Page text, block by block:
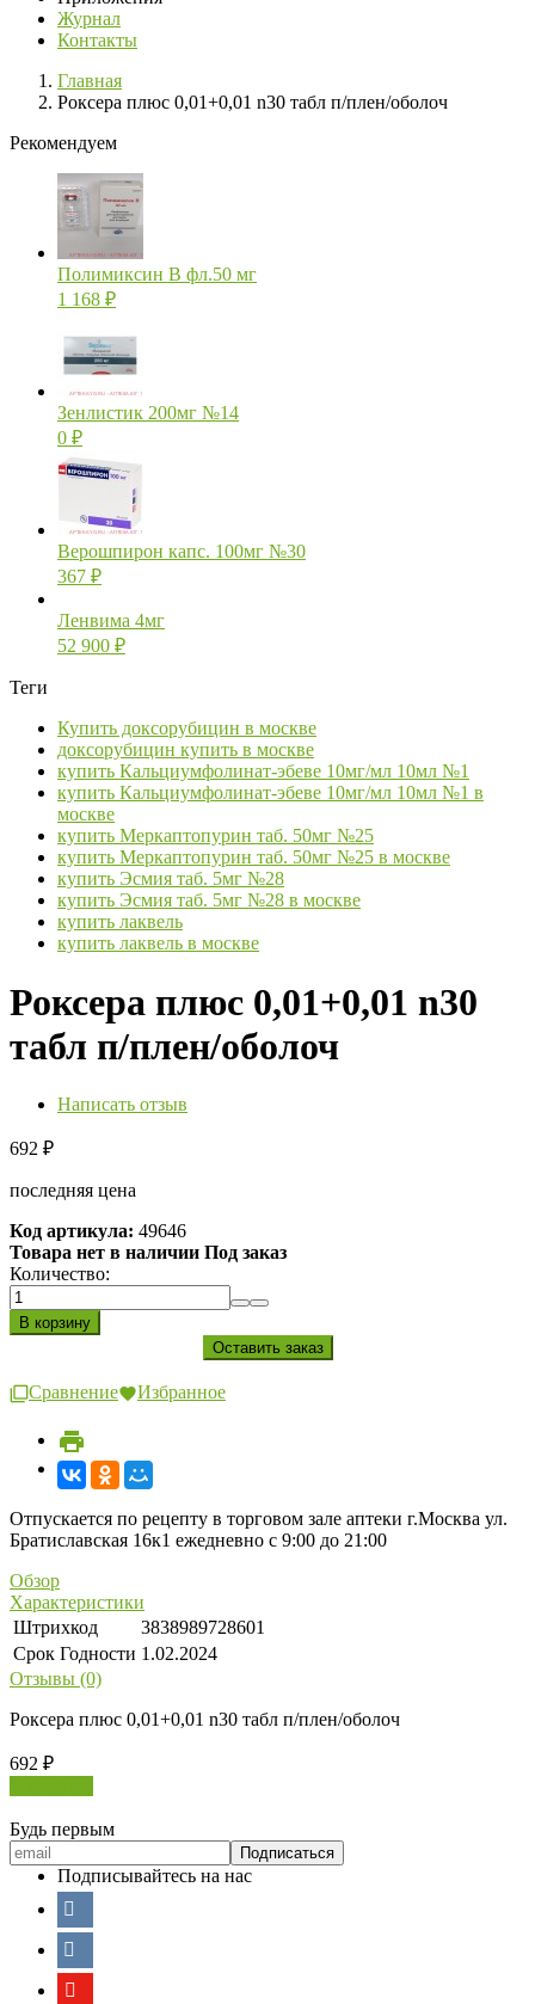
Журнал
Контакты
Главная
Роксера плюс 0,01+0,01 n30 табл п/плен/оболоч
Рекомендуем
Полимиксин В фл.50 мг
1 168 ₽
Зенлистик 200мг №14
0 ₽
Верошпирон капс. 100мг №30
367 ₽
Ленвима 4мг
52 900 ₽
Теги
Купить доксорубицин в москве
доксорубицин купить в москве
купить Кальциумфолинат-эбеве 10мг/мл 10мл №1
купить Кальциумфолинат-эбеве 10мг/мл 10мл №1 в
москве
купить Меркаптопурин таб. 50мг №25
купить Меркаптопурин таб. 50мг №25 в москве
купить Эсмия таб. 5мг №28
купить Эсмия таб. 5мг №28 в москве
купить лаквель
купить лаквель в москве
Роксера плюс 0,01+0,01 n30
табл п/плен/оболоч
Написать отзыв
692 ₽
последняя цена
Код артикула: 49646
Товара нет в наличии Под заказ
Количество:
Сравнение Избранное
Отпускается по рецепту в торговом зале аптеки г.Москва ул.
Братиславская 16к1 ежедневно с 9:00 до 21:00
Обзор
Характеристики
Штрихкод
3838989728601
Срок Годности 1.02.2024
Отзывы (0)
Роксера плюс 0,01+0,01 n30 табл п/плен/оболоч
692 ₽
Будь первым
Подписывайтесь на нас